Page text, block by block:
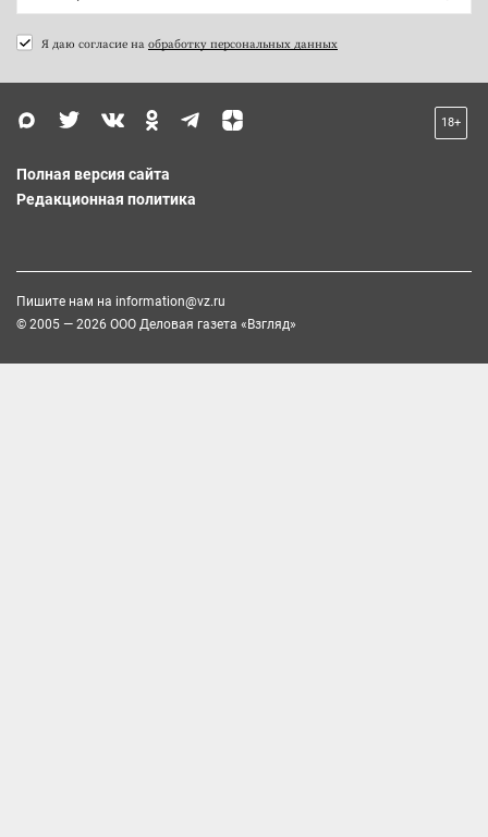
Я даю согласие на обработку персональных данных
18+
Полная версия сайта
Редакционная политика
Пишите нам на information@vz.ru
© 2005 — 2026 ООО Деловая газета «Взгляд»